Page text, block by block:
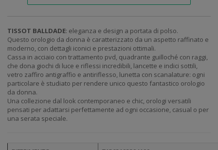
TISSOT BALLDADE: eleganza e design a portata di polso.
Questo orologio da donna è caratterizzato da un aspetto raffinato e
moderno, con dettagli iconici e prestazioni ottimali.
Cassa in acciaio con trattamento pvd, quadrante guilloché con raggi,
che dona giochi di luce e riflessi incredibili, lancette e indici sottili,
vetro zaffiro antigraffio e antiriflesso, lunetta con scanalature: ogni
particolare è studiato per rendere unico questo fantastico orologio
da donna.
Una collezione dal look contemporaneo e chic, orologi versatili
pensati per adattarsi perfettamente ad ogni occasione, casual o per
una serata speciale.